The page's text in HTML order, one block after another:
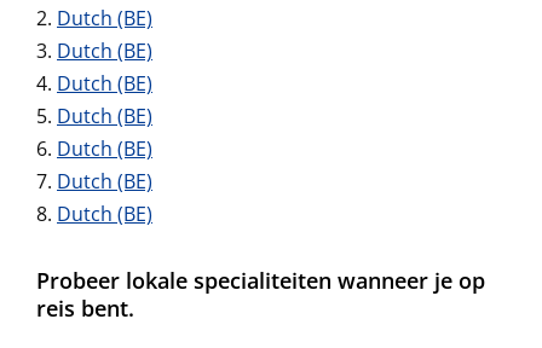
Dutch (BE)
Dutch (BE)
Dutch (BE)
Dutch (BE)
Dutch (BE)
Dutch (BE)
Dutch (BE)
Probeer lokale specialiteiten wanneer je op
reis bent.